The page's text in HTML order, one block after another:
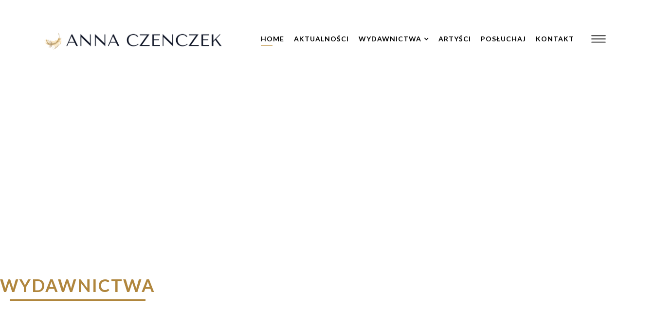
HOME AKTUALNOŚCI WYDAWNICTWA ARTYŚCI POSŁUCHAJ KONTAKT
WYDAWNICTWA